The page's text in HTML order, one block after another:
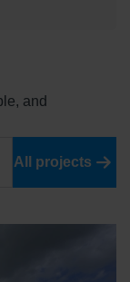
and
All projects